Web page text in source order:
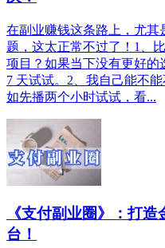
在副业赚钱这条路上，尤其
题，这太正常不过了！1、
项目？如果当下没有更好
7 天试试。2、我自己能不
如先播两个小时试试，看...
《支付副业圈》：打
台！